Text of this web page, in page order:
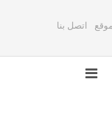
اتصل بنا